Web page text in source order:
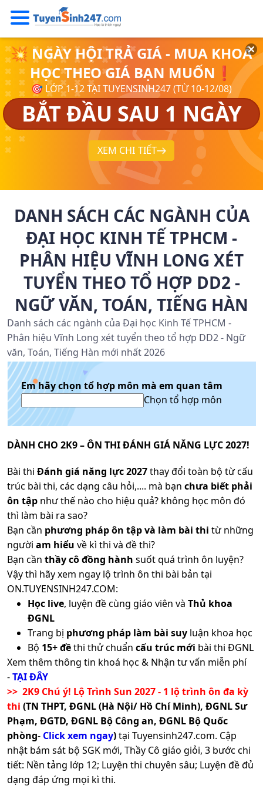
💥 NGÀY HỘI TRẢ GIÁ - MUA KHOÁ
HỌC THEO GIÁ BẠN MUỐN❗
🎯 LỚP 1-12 TẠI TUYENSINH247 (TỪ 10-12/08)
BẮT ĐẦU SAU 1 NGÀY
XEM CHI TIẾT
DANH SÁCH CÁC NGÀNH CỦA
ĐẠI HỌC KINH TẾ TPHCM -
PHÂN HIỆU VĨNH LONG XÉT
TUYỂN THEO TỔ HỢP DD2 -
NGỮ VĂN, TOÁN, TIẾNG HÀN
Danh sách các ngành của Đại học Kinh Tế TPHCM -
Phân hiệu Vĩnh Long xét tuyển theo tổ hợp DD2 - Ngữ
văn, Toán, Tiếng Hàn mới nhất 2026
Em hãy chọn tổ hợp môn mà em quan tâm
Chọn tổ hợp môn
DÀNH CHO 2K9 – ÔN THI ĐÁNH GIÁ NĂNG LỰC 2027!
Bài thi Đánh giá năng lực 2027thay đổi toàn bộ từ cấu
trúc bài thi, các dạng câu hỏi,.... mà bạn chưa biết phải
ôn tập như thế nào cho hiệu quả? không học môn đó
thì làm bài ra sao?
Bạn cần phương pháp ôn tập và làm bài thi từ những
người am hiểu về kì thi và đề thi?
Bạn cần thầy cô đồng hành suốt quá trình ôn luyện?
Vậy thì hãy xem ngay lộ trình ôn thi bài bản tại
ON.TUYENSINH247.COM:
Học live, luyện đề cùng giáo viên và Thủ khoa
ĐGNL
Trang bị phương pháp làm bài suy luận khoa học
Bộ 15+ đềthi thử chuẩn cấu trúc mới bài thi ĐGNL
Xem thêm thông tin khoá học & Nhận tư vấn miễn phí
-TẠI ĐÂY
>> 2K9 Chú ý! Lộ Trình Sun 2027 - 1 lộ trình ôn đa kỳ
thi (TN THPT, ĐGNL (Hà Nội/ Hồ Chí Minh), ĐGNL Sư
Phạm, ĐGTD, ĐGNL Bộ Công an, ĐGNL Bộ Quốc
phòng- Click xem ngay)tại Tuyensinh247.com. Cập
nhật bám sát bộ SGK mới, Thầy Cô giáo giỏi, 3 bước chi
tiết: Nền tảng lớp 12; Luyện thi chuyên sâu; Luyện đề đủ
dạng đáp ứng mọi kì thi.